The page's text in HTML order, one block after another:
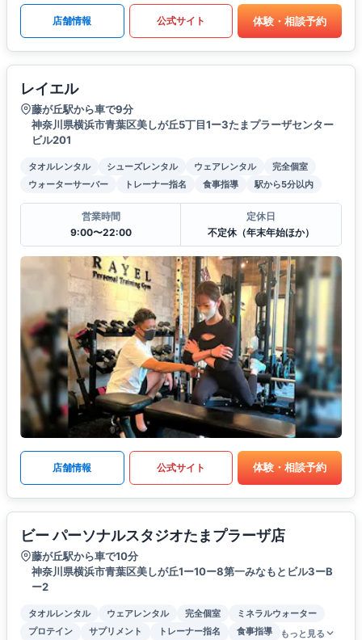
店舗情報 公式サイト 体験・相談予約
レイエル
藤が丘駅から車で9分
神奈川県横浜市青葉区美しが丘5丁目1ー3たまプラーザセンター
ビル201
タオルレンタル シューズレンタル ウェアレンタル
完全個室
ウォーターサーバー
トレーナー指名 食事指導 駅から5分以内
営業時間
9:00〜22:00
定休日
不定休（年末年始ほか）
店舗情報 公式サイト 体験・相談予約
ビー パーソナルスタジオたまプラーザ店
藤が丘駅から車で10分
神奈川県横浜市青葉区美しが丘1ー10ー8第一みなもとビル3ーB
ー2
タオルレンタル ウェアレンタル 完全個室
ミネラルウォーター
プロテイン
サプリメント トレーナー指名 食事指導 もっと見る